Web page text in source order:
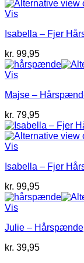
pris
Vis
Isabella – Fjer
kr. 99,95
Vis
Majse –
kr. 79,95
Vis
Isabella – Fjer
kr. 99,95
Vis
Julie – Hårspænde
kr. 39,95